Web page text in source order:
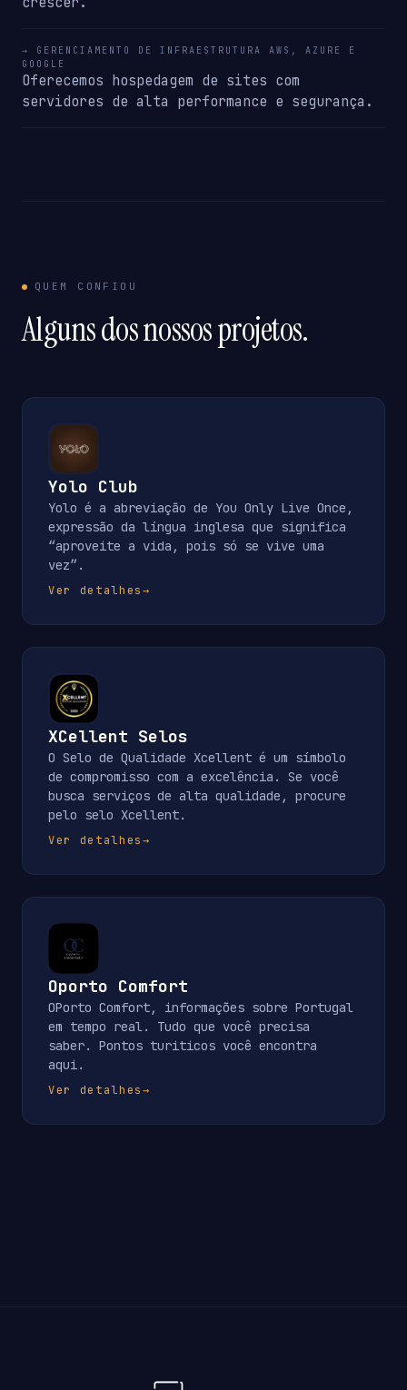
→ GERENCIAMENTO DE INFRAESTRUTURA AWS, AZURE E
GOOGLE
Oferecemos hospedagem de sites com
servidores de alta performance e segurança.
QUEM CONFIOU
Alguns dos nossos projetos.
Yolo Club
Yolo é a abreviação de You Only Live Once,
expressão da língua inglesa que significa
“aproveite a vida, pois só se vive uma
vez”.
Ver detalhes→
XCellent Selos
O Selo de Qualidade Xcellent é um símbolo
de compromisso com a excelência. Se você
busca serviços de alta qualidade, procure
pelo selo Xcellent.
Ver detalhes→
Oporto Comfort
OPorto Comfort, informações sobre Portugal
em tempo real. Tudo que você precisa
saber. Pontos turiticos você encontra
aqui.
Ver detalhes→